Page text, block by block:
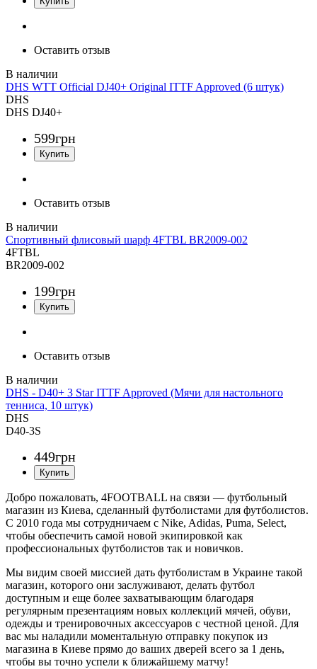
Оставить отзыв
DHS WTT Official DJ40+ Original ITTF Approved (6 штук)
DHS
DHS DJ40+
599грн
Оставить отзыв
Спортивный флисовый шарф 4FTBL BR2009-002
4FTBL
BR2009-002
199грн
Оставить отзыв
DHS - D40+ 3 Star ITTF Approved (Мячи для настольного
тенниса, 10 штук)
DHS
D40-3S
449грн
Добро пожаловать, 4FOOTBALL на связи — футбольный
магазин из Киева, сделанный футболистами для футболистов.
С 2010 года мы сотрудничаем с Nike, Adidas, Puma, Select,
чтобы обеспечить самой новой экипировкой как
профессиональных футболистов так и новичков.
Мы видим своей миссией дать футболистам в Украине такой
магазин, которого они заслуживают, делать футбол
доступным и еще более захватывающим благодаря
регулярным презентациям новых коллекций мячей, обуви,
одежды и тренировочных аксессуаров с честной ценой. Для
вас мы наладили моментальную отправку покупок из
магазина в Киеве прямо до ваших дверей всего за 1 день,
чтобы вы точно успели к ближайшему матчу!